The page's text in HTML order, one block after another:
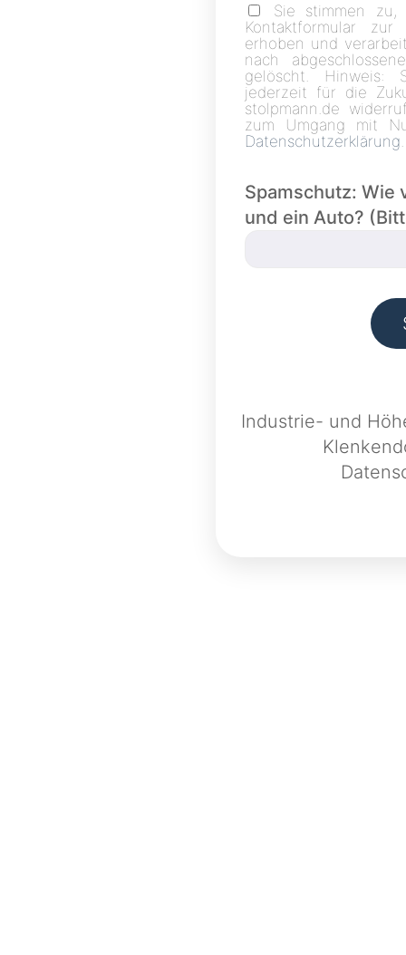
Sie stimmen zu,
Kontaktformular
erhoben und
nach
gelöscht. Hinweis:
jederzeit für die
stolpmann.de
zum Umgang mit
Datenschutzerklärung
Spamschutz: Wie
und ein Auto?
Industrie- und